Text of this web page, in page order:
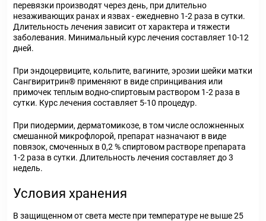
перевязки производят через день, при длительно
незаживающих ранах и язвах - ежедневно 1-2 раза в сутки.
Длительность лечения зависит от характера и тяжести
заболевания. Минимальный курс лечения составляет 10-12
дней.
При эндоцервиците, кольпите, вагините, эрозии шейки матки
Сангвиритрин® применяют в виде спринцивания или
примочек теплым водно-спиртовым раствором 1-2 раза в
сутки. Курс лечения составляет 5-10 процедур.
При пиодермии, дерматомикозе, в том числе осложненных
смешанной микрофлорой, препарат назначают в виде
повязок, смоченных в 0,2 % спиртовом растворе препарата
1-2 раза в сутки. Длительность лечения составляет до 3
недель.
Условия хранения
В защищенном от света месте при температуре не выше 25